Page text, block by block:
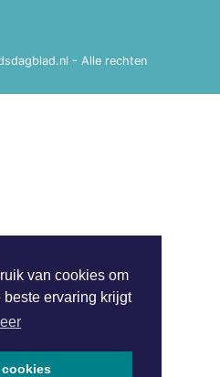
van cookies om
beste ervaring krijgt
cookies
- Alle rechten